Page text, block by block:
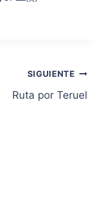
SIGUIENTE
Ruta por Teruel